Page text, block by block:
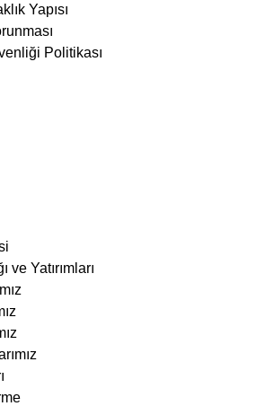
Yapısı
Politikası
ve Yatırımları